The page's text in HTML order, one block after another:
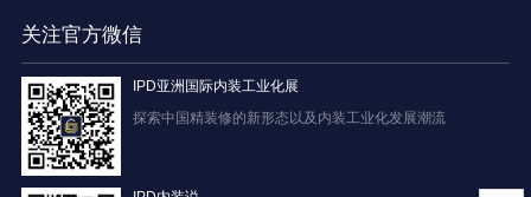
关注官方微信
IPD亚洲国际内装工业化展
探索中国精装修的新形态以及内装工业化发展潮流